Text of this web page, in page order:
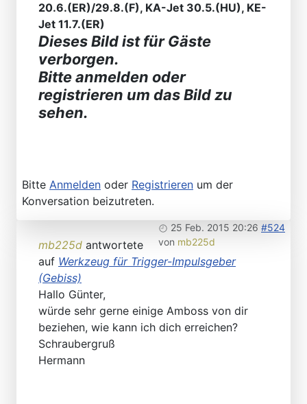
20.6.(ER)/29.8.(F), KA-Jet 30.5.(HU), KE-
Jet 11.7.(ER)
Dieses Bild ist für Gäste
verborgen.
Bitte anmelden oder
registrieren um das Bild zu
sehen.
Bitte Anmelden oder Registrieren um der
Konversation beizutreten.
25 Feb. 2015 20:26 #524
von mb225d
mb225d antwortete
auf Werkzeug für Trigger-Impulsgeber
(Gebiss)
Hallo Günter,
würde sehr gerne einige Amboss von dir
beziehen, wie kann ich dich erreichen?
Schraubergruß
Hermann